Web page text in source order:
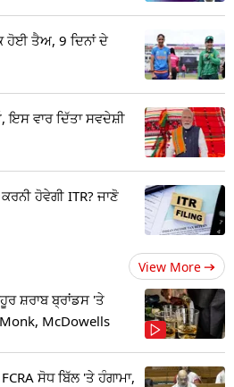
ਹੋਈ ਤੈਅ, 9 ਦਿਨਾਂ ਦੇ
ਇਸ ਵਾਰ ਦਿੱਤਾ ਸਵਦੇਸ਼ੀ
ਹੋਵੇਗੀ ITR? ਜਾਣੋ
View More
ਸ਼ਰਾਬ ਬ੍ਰਾਂਡਸ 'ਤੇ
McDowells
ਸੋਧ ਬਿੱਲ 'ਤੇ ਹੰਗਾਮਾ,